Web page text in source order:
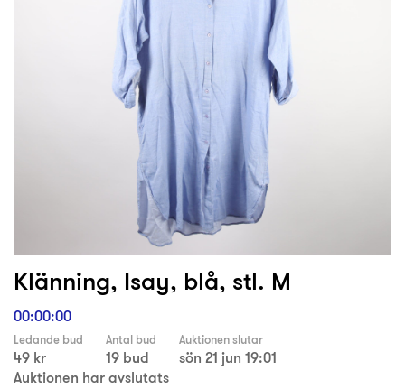
Klänning, Isay, blå, stl. M
00:00:00
Ledande bud
49 kr
Antal bud
19 bud
Auktionen slutar
sön 21 jun 19:01
Auktionen har avslutats